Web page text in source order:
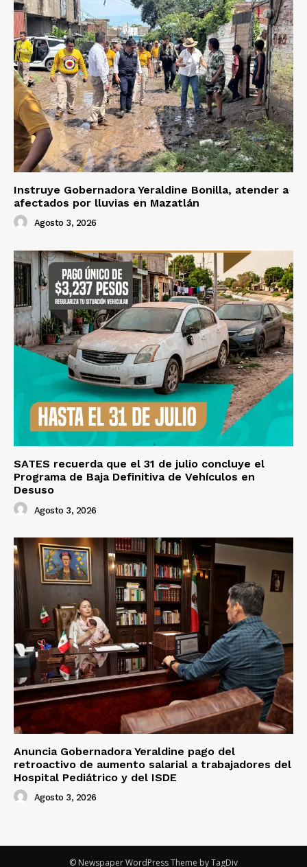
Instruye Gobernadora Yeraldine Bonilla, atender a
afectados por lluvias en Mazatlán
Agosto 3, 2026
SATES recuerda que el 31 de julio concluye el
Programa de Baja Definitiva de Vehículos en
Desuso
Agosto 3, 2026
Anuncia Gobernadora Yeraldine pago del
retroactivo de aumento salarial a trabajadores del
Hospital Pediátrico y del ISDE
Agosto 3, 2026
© Newspaper WordPress Theme by TagDiv